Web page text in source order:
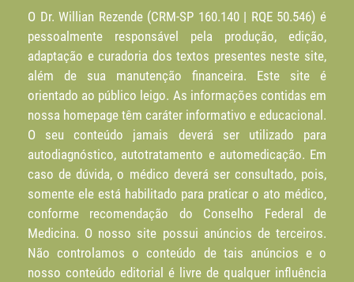
O Dr. Willian Rezende (CRM-SP 160.140 | RQE 50.546) é
pessoalmente responsável pela produção, edição,
adaptação e curadoria dos textos presentes neste site,
além de sua manutenção financeira. Este site é
orientado ao público leigo. As informações contidas em
nossa homepage têm caráter informativo e educacional.
O seu conteúdo jamais deverá ser utilizado para
autodiagnóstico, autotratamento e automedicação. Em
caso de dúvida, o médico deverá ser consultado, pois,
somente ele está habilitado para praticar o ato médico,
conforme recomendação do Conselho Federal de
Medicina. O nosso site possui anúncios de terceiros.
Não controlamos o conteúdo de tais anúncios e o
nosso conteúdo editorial é livre de qualquer influência